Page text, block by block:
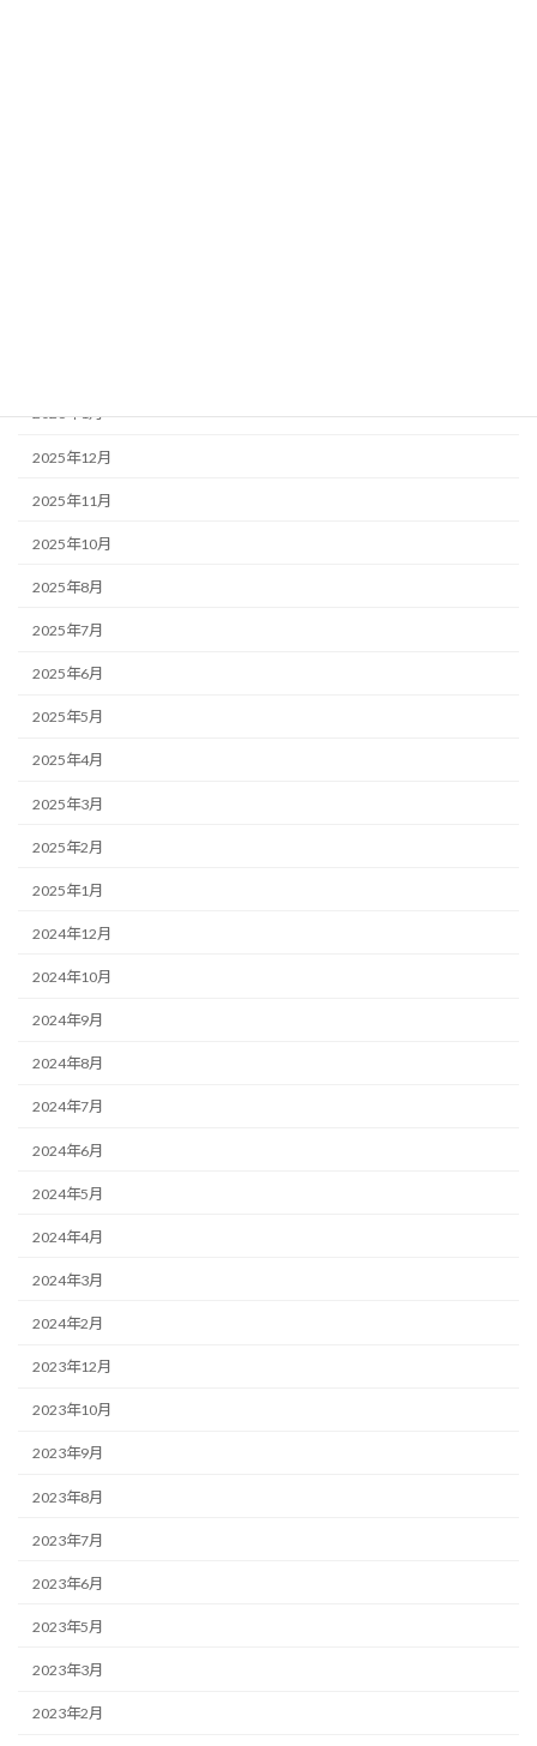
2026年1月
2025年12月
2025年11月
2025年10月
2025年8月
2025年7月
2025年6月
2025年5月
2025年4月
2025年3月
2025年2月
2025年1月
2024年12月
2024年10月
2024年9月
2024年8月
2024年7月
2024年6月
2024年5月
2024年4月
2024年3月
2024年2月
2023年12月
2023年10月
2023年9月
2023年8月
2023年7月
2023年6月
2023年5月
2023年3月
2023年2月